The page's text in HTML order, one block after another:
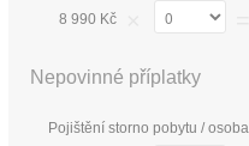
8 990 Kč
Nepovinné příplatky
Pojištění storno pobytu / osoba